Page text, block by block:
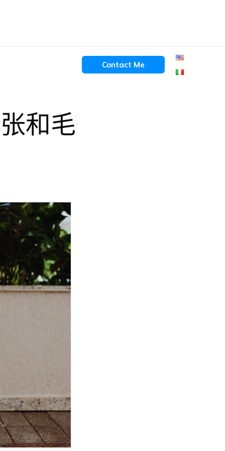
Contact Me
和毛